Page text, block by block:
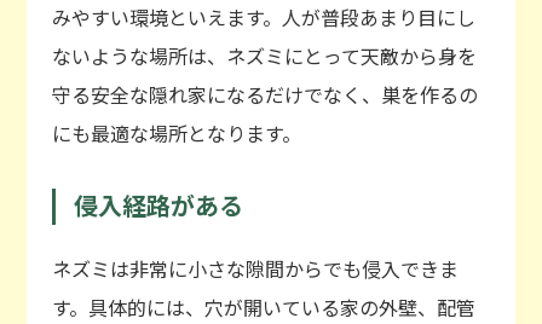
みやすい環境といえます。人が普段あまり目にし
ないような場所は、ネズミにとって天敵から身を
守る安全な隠れ家になるだけでなく、巣を作るの
にも最適な場所となります。
侵入経路がある
ネズミは非常に小さな隙間からでも侵入できま
す。具体的には、穴が開いている家の外壁、配管